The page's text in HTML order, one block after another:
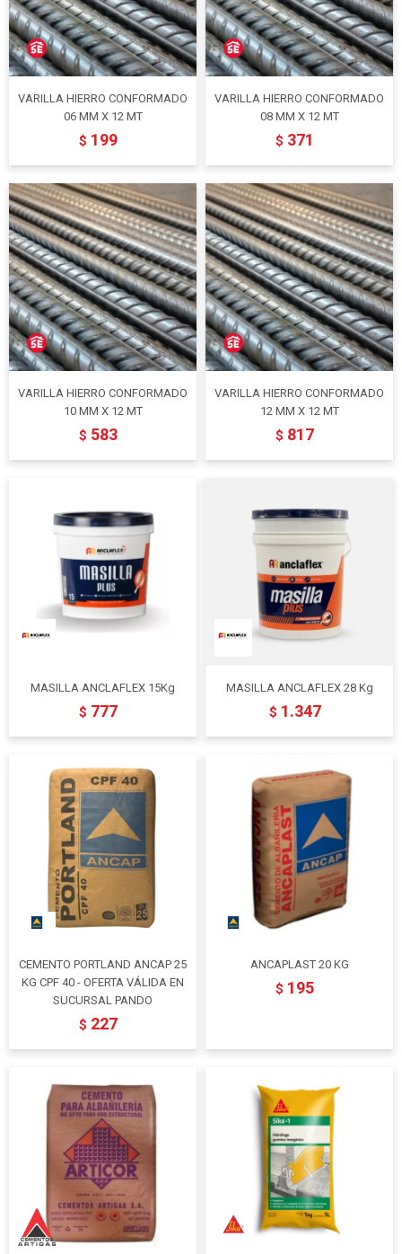
VARILLA HIERRO CONFORMADO
06 MM X 12 MT
$ 199
VARILLA HIERRO CONFORMADO
08 MM X 12 MT
$ 371
VARILLA HIERRO CONFORMADO
10 MM X 12 MT
$ 583
VARILLA HIERRO CONFORMADO
12 MM X 12 MT
$ 817
MASILLA ANCLAFLEX 15Kg
$ 777
MASILLA ANCLAFLEX 28 Kg
$ 1.347
CEMENTO PORTLAND ANCAP 25
KG CPF 40 - OFERTA VÁLIDA EN
SUCURSAL PANDO
$ 227
ANCAPLAST 20 KG
$ 195